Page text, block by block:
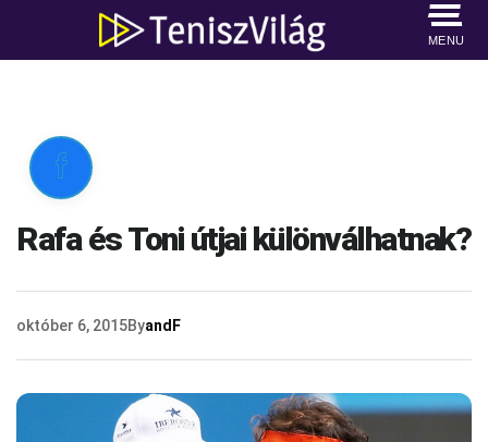
MENU

Rafa és Toni útjai különválhatnak?
október 6, 2015ByandF